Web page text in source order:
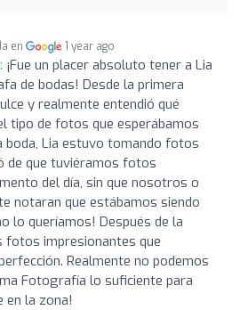
en 1 year ago
¡Fue un placer absoluto tener a Lia
de bodas! Desde la primera
y realmente entendió qué
tipo de fotos que esperábamos
boda, Lia estuvo tomando fotos
de que tuviéramos fotos
del día, sin que nosotros o
notaran que estábamos siendo
lo queríamos! Después de la
fotos impresionantes que
Realmente no podemos
Fotografía lo suficiente para
en la zona!